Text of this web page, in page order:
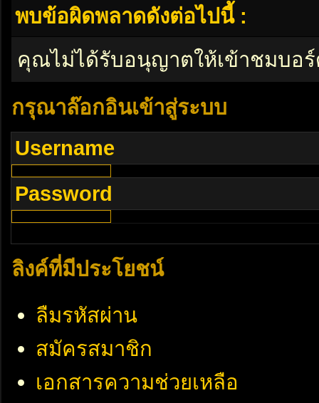
พบข้อผิดพลาดดังต่อไปนี้ :
คุณไม่ได้รับอนุญาตให้เข้าชมบอ
กรุณาล๊อกอินเข้าสู่ระบบ
Username
Password
ลิงค์ที่มีประโยชน์
ลืมรหัสผ่าน
สมัครสมาชิก
เอกสารความช่วยเหลือ